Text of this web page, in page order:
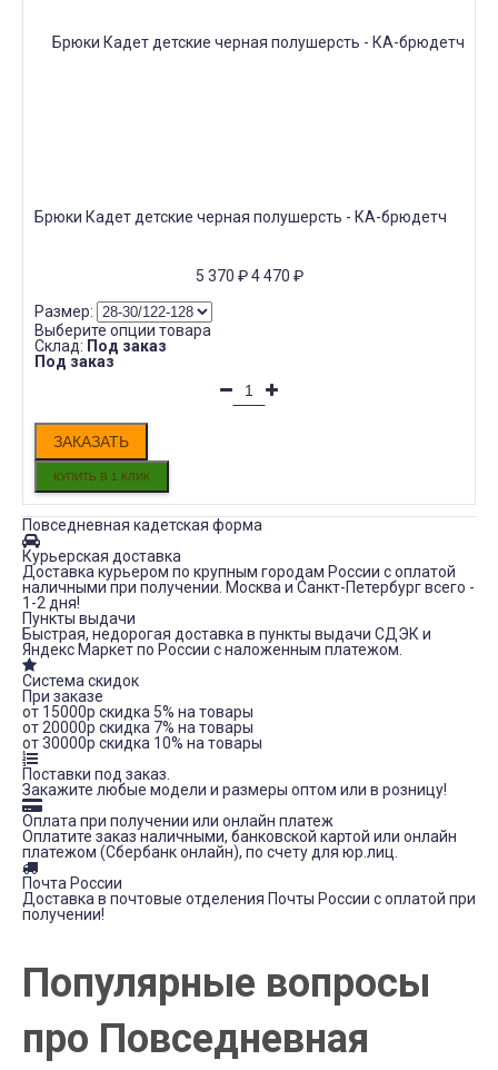
Брюки Кадет детские черная полушерсть - КА-брюдетч
5 370 ₽ 4 470 ₽
Размер:
Выберите опции товара
Склад: Под заказ
Под заказ
ЗАКАЗАТЬ
Повседневная кадетская форма
Курьерская доставка
Доставка курьером по крупным городам России с оплатой
наличными при получении. Москва и Санкт-Петербург всего -
1-2 дня!
Пункты выдачи
Быстрая, недорогая доставка в пункты выдачи СДЭК и
Яндекс Маркет по России с наложенным платежом.
Система скидок
При заказе
от 15000р скидка 5% на товары
от 20000р скидка 7% на товары
от 30000р скидка 10% на товары
Поставки под заказ.
Закажите любые модели и размеры оптом или в розницу!
Оплата при получении или онлайн платеж
Оплатите заказ наличными, банковской картой или онлайн
платежом (Сбербанк онлайн), по счету для юр.лиц.
Почта России
Доставка в почтовые отделения Почты России с оплатой при
получении!
Популярные вопросы
про Повседневная